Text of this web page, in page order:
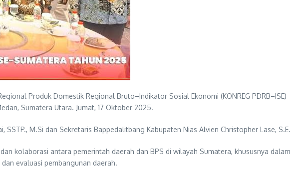
Produk Domestik Regional Bruto–Indikator Sosial Ekonomi (KONREG PDRB–ISE)
Sumatera Utara. Jumat, 17 Oktober 2025.
M.Si dan Sekretaris Bappedalitbang Kabupaten Nias Alvien Christopher Lase, S.E.
kolaborasi antara pemerintah daerah dan BPS di wilayah Sumatera, khususnya dalam
evaluasi pembangunan daerah.